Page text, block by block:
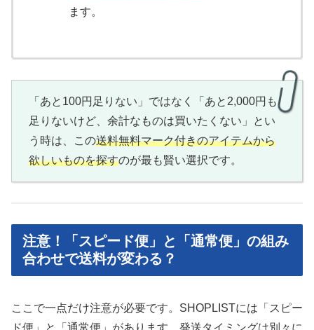
ます。
「あと100円足りない」ではなく「あと2,000円も
足りないけど、余計なものは買いたくない」とい
う時は、この送料無料マーク付きのアイテムから
欲しいものを探すのが最も賢い選択です。
注意！「スピード便」と「通常便」の組み
合わせで送料が変わる？
ここで一点だけ注意が必要です。SHOPLISTには「スピー